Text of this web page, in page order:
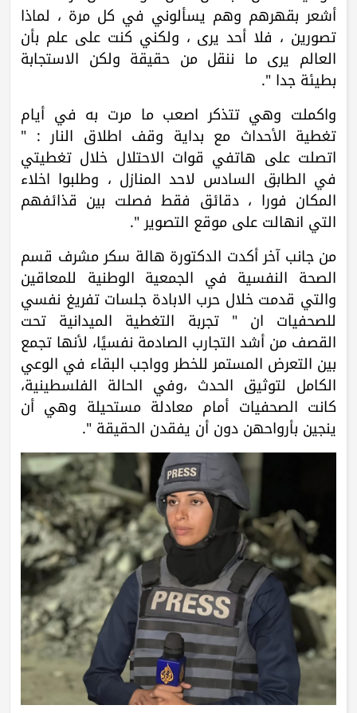
أشعر بقهرهم وهم يسألوني في كل مرة ، لماذا
تصورين ، فلا أحد يرى ، ولكني كنت على علم بأن
العالم يرى ما ننقل من حقيقة ولكن الاستجابة
بطيئة جدا ".
واكملت وهي تتذكر اصعب ما مرت به في أيام
تغطية الأحداث مع بداية وقف اطلاق النار : "
اتصلت على هاتفي قوات الاحتلال خلال تغطيتي
في الطابق السادس لاحد المنازل ، وطلبوا اخلاء
المكان فورا ، دقائق فقط فصلت بين قذائفهم
التي انهالت على موقع التصوير ".
من جانب آخر أكدت الدكتورة هالة سكر مشرف قسم
الصحة النفسية في الجمعية الوطنية للمعاقين
والتي قدمت خلال حرب الابادة جلسات تفريغ نفسي
للصحفيات ان " تجربة التغطية الميدانية تحت
القصف من أشد التجارب الصادمة نفسيًا، لأنها تجمع
بين التعرض المستمر للخطر وواجب البقاء في الوعي
الكامل لتوثيق الحدث ،وفي الحالة الفلسطينية،
كانت الصحفيات أمام معادلة مستحيلة وهي أن
ينجين بأرواحهن دون أن يفقدن الحقيقة ".